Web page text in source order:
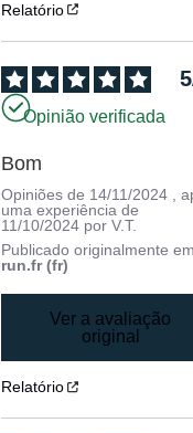
Relatório
5
Opinião verificada
Bom
Opiniões de 14/11/2024
,
uma experiência de
11/10/2024 porV.T.
Publicado originalmente
run.fr (fr)
Ver a avaliação
original
Relatório